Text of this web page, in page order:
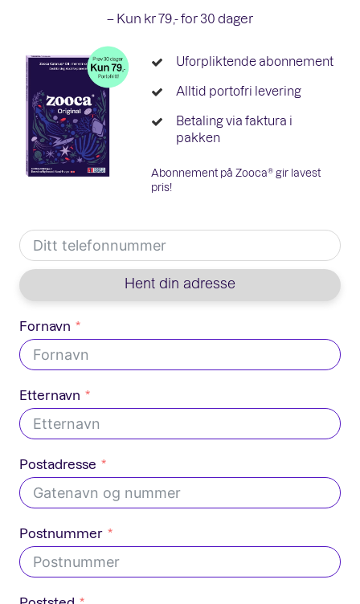
– Kun kr 79,- for 30 dager
Uforpliktende abonnement
Alltid portofri levering
Betaling via faktura i
pakken
Abonnement på Zooca® gir lavest
pris!
Hent din adresse
Fornavn
Etternavn
Postadresse
Postnummer